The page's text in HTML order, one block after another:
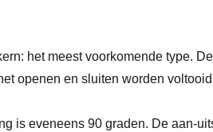
het meest voorkomende type.
openen en sluiten worden
is eveneens 90 graden. De aan-